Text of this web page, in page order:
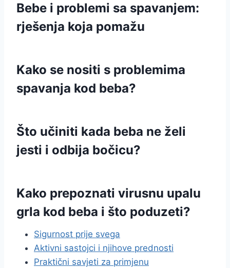
Bebe i problemi sa spavanjem:
rješenja koja pomažu
Kako se nositi s problemima
spavanja kod beba?
Što učiniti kada beba ne želi
jesti i odbija bočicu?
Kako prepoznati virusnu upalu
grla kod beba i što poduzeti?
Sigurnost prije svega
Aktivni sastojci i njihove prednosti
Praktični savjeti za primjenu